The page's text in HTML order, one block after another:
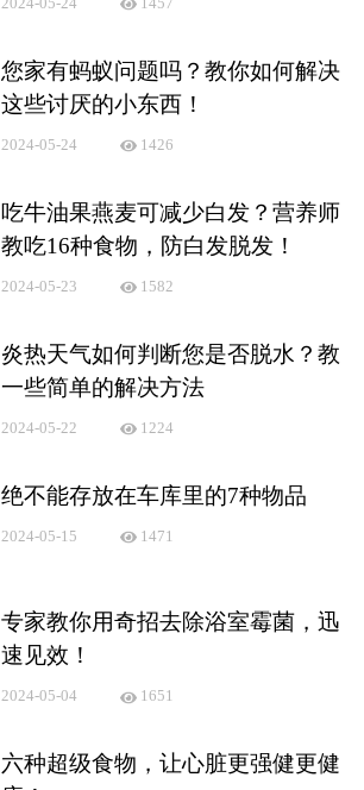
您家有蚂蚁问题吗？教你如何解决
这些讨厌的小东西！
2024-05-24 1426
吃牛油果燕麦可减少白发？营养师
教吃16种食物，防白发脱发！
2024-05-23 1582
炎热天气如何判断您是否脱水？教
一些简单的解决方法
2024-05-22 1224
绝不能存放在车库里的7种物品
2024-05-15 1471
专家教你用奇招去除浴室霉菌，迅
速见效！
2024-05-04 1651
六种超级食物，让心脏更强健更健